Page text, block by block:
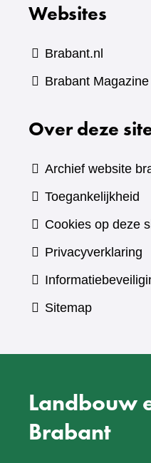
Websites
Brabant.nl
Brabant Magazine
Over deze
Archief website
Toegankelijkheid
Cookies op deze
Privacyverklaring
Sitemap
Landbouw
Brabant